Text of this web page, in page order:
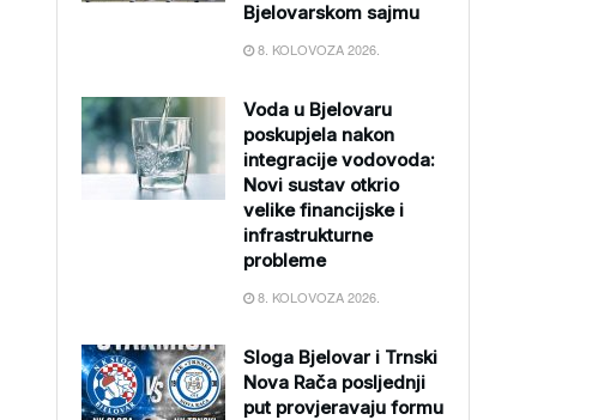
Bjelovarskom sajmu
8. KOLOVOZA 2026.
Voda u Bjelovaru
poskupjela nakon
integracije vodovoda:
Novi sustav otkrio
velike financijske i
infrastrukturne
probleme
8. KOLOVOZA 2026.
Sloga Bjelovar i Trnski
Nova Rača posljednji
put provjeravaju formu